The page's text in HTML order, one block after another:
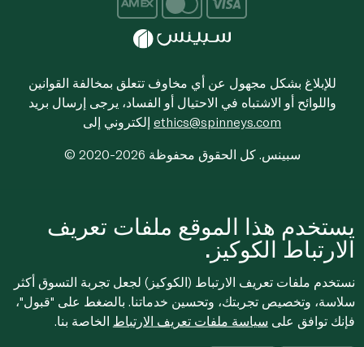
للإبلاغ بشكل مجهول عن أي مخاوف تتعلق بمخالفة القوانين
واللوائح أو الاشتباه في الاحتيال أو الفساد، يرجى إرسال بريد
ethics@spinneys.com
© 2020-2026 سبينس. كل الحقوق محفوظة
يستخدم هذا الموقع ملفات تعريف
الارتباط الكوكيز.
نستخدم ملفات تعريف الارتباط (الكوكيز) لجعل تجربة التسوق أكثر
سلاسة، وتخصيص تجربتك، وتحسين خدماتنا. بالضغط على "قبول"،
فإنك توافق على سياسة ملفات تعريف الارتباط الخاصة بنا.